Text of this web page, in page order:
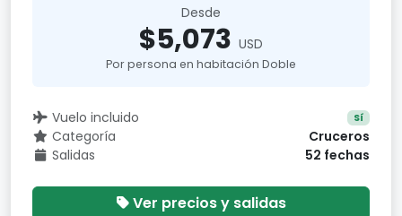
Desde
$5,073 USD
Por persona en habitación Doble
Vuelo incluido Sí
Categoría
Cruceros
Salidas
52 fechas
Ver precios y salidas